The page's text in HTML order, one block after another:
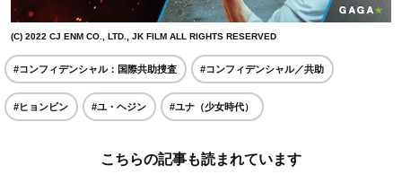
(C) 2022 CJ ENM CO., LTD., JK FILM ALL RIGHTS RESERVED
#コンフィデンシャル：国際共助捜査 #コンフィデンシャル／共助
#ヒョンビン #ユ・ヘジン #ユナ（少女時代）
こちらの記事も読まれています